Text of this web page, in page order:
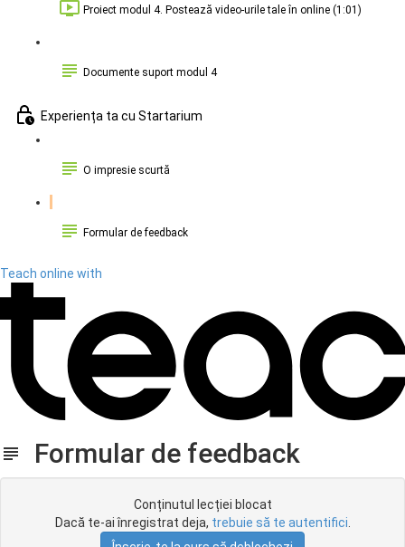
Proiect modul 4. Postează video-urile tale în online (1:01)
Documente suport modul 4
Experiența ta cu Startarium
O impresie scurtă
Formular de feedback
Teach online with
Formular de feedback
Conținutul lecției blocat
Dacă te-ai înregistrat deja, trebuie să te autentifici